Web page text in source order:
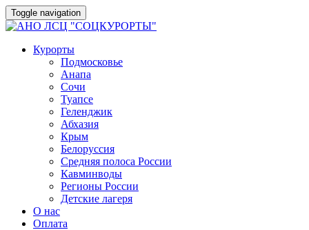
Toggle navigation
Курорты
Подмосковье
Анапа
Сочи
Туапсе
Геленджик
Абхазия
Крым
Белоруссия
Средняя полоса России
Кавминводы
Регионы России
Детские лагеря
О нас
Оплата